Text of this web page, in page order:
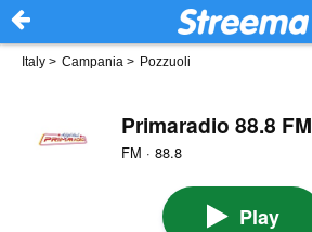
Italy > Campania > Pozzuoli
Primaradio 88.8 FM
FM · 88.8
Play